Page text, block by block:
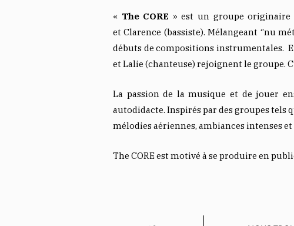
« The CORE » est un groupe originaire
et Clarence (bassiste). Mélangeant ‘’nu
débuts de compositions instrumentales.
et Lalie (chanteuse) rejoignent le groupe.
La passion de la musique et de jouer
autodidacte. Inspirés par des groupes tels
mélodies aériennes, ambiances intenses
The CORE est motivé à se produire en